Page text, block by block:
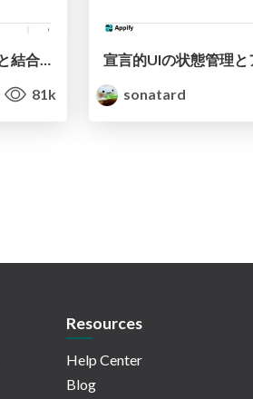
オブジェクト指向のその前に-凝集度と結合度/Coheision-Coupling
81k
sonatard
Resources
Help Center
Blog